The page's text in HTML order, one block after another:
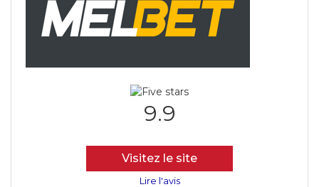
9.9
Visitez le site
Lire l'avis